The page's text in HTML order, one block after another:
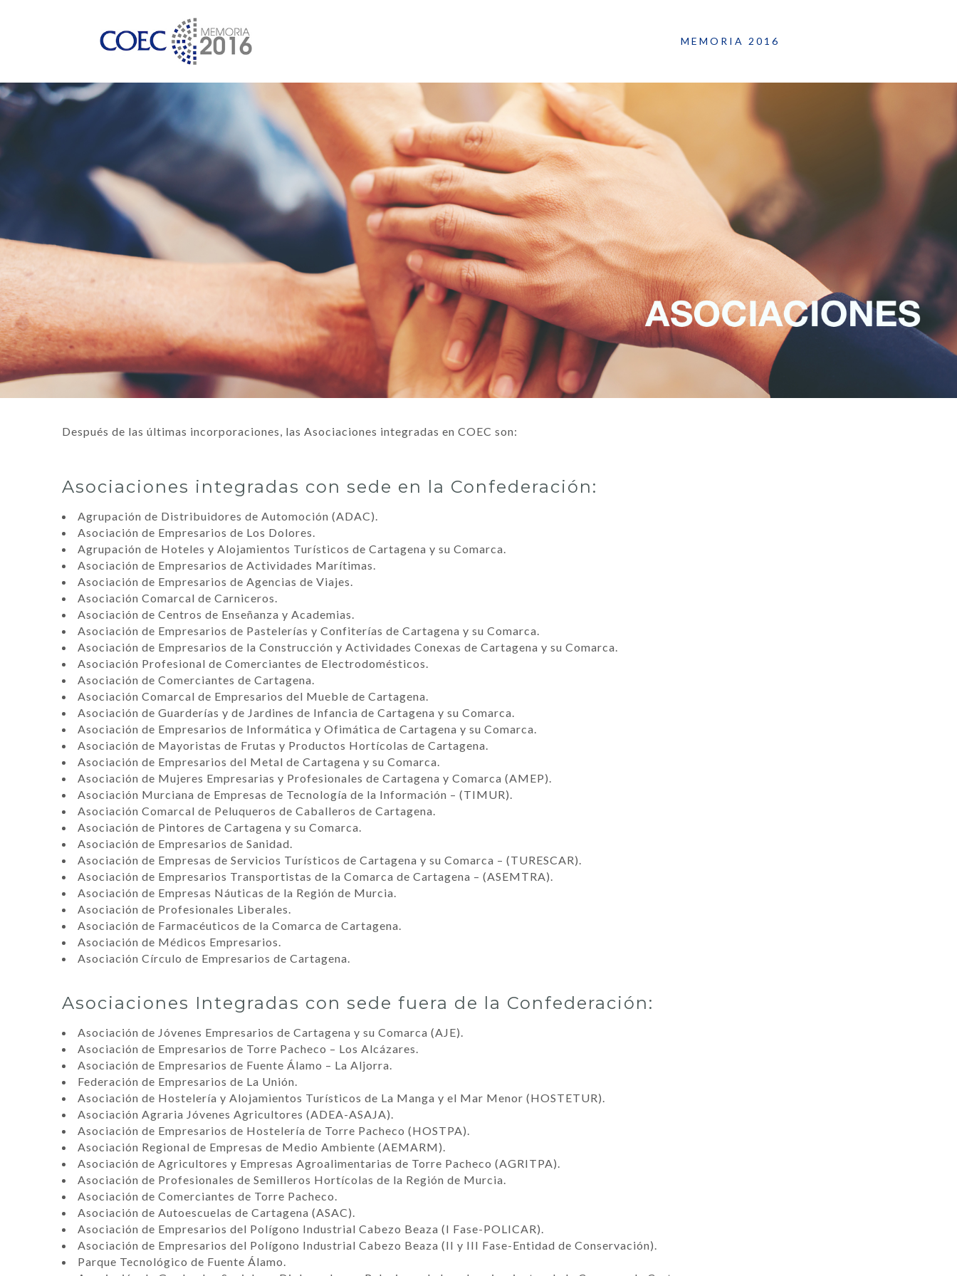
MEMORIA 2016
Después de las últimas incorporaciones, las Asociaciones integradas en COEC son:
Asociaciones integradas con sede en la Confederación:
Agrupación de Distribuidores de Automoción (ADAC).
Asociación de Empresarios de Los Dolores.
Agrupación de Hoteles y Alojamientos Turísticos de Cartagena y su Comarca.
Asociación de Empresarios de Actividades Marítimas.
Asociación de Empresarios de Agencias de Viajes.
Asociación Comarcal de Carniceros.
Asociación de Centros de Enseñanza y Academias.
Asociación de Empresarios de Pastelerías y Confiterías de Cartagena y su Comarca.
Asociación de Empresarios de la Construcción y Actividades Conexas de Cartagena y su Comarca.
Asociación Profesional de Comerciantes de Electrodomésticos.
Asociación de Comerciantes de Cartagena.
Asociación Comarcal de Empresarios del Mueble de Cartagena.
Asociación de Guarderías y de Jardines de Infancia de Cartagena y su Comarca.
Asociación de Empresarios de Informática y Ofimática de Cartagena y su Comarca.
Asociación de Mayoristas de Frutas y Productos Hortícolas de Cartagena.
Asociación de Empresarios del Metal de Cartagena y su Comarca.
Asociación de Mujeres Empresarias y Profesionales de Cartagena y Comarca (AMEP).
Asociación Murciana de Empresas de Tecnología de la Información – (TIMUR).
Asociación Comarcal de Peluqueros de Caballeros de Cartagena.
Asociación de Pintores de Cartagena y su Comarca.
Asociación de Empresarios de Sanidad.
Asociación de Empresas de Servicios Turísticos de Cartagena y su Comarca – (TURESCAR).
Asociación de Empresarios Transportistas de la Comarca de Cartagena – (ASEMTRA).
Asociación de Empresas Náuticas de la Región de Murcia.
Asociación de Profesionales Liberales.
Asociación de Farmacéuticos de la Comarca de Cartagena.
Asociación de Médicos Empresarios.
Asociación Círculo de Empresarios de Cartagena.
Asociaciones Integradas con sede fuera de la Confederación:
Asociación de Jóvenes Empresarios de Cartagena y su Comarca (AJE).
Asociación de Empresarios de Torre Pacheco – Los Alcázares.
Asociación de Empresarios de Fuente Álamo – La Aljorra.
Federación de Empresarios de La Unión.
Asociación de Hostelería y Alojamientos Turísticos de La Manga y el Mar Menor (HOSTETUR).
Asociación Agraria Jóvenes Agricultores (ADEA-ASAJA).
Asociación de Empresarios de Hostelería de Torre Pacheco (HOSTPA).
Asociación Regional de Empresas de Medio Ambiente (AEMARM).
Asociación de Agricultores y Empresas Agroalimentarias de Torre Pacheco (AGRITPA).
Asociación de Profesionales de Semilleros Hortícolas de la Región de Murcia.
Asociación de Comerciantes de Torre Pacheco.
Asociación de Autoescuelas de Cartagena (ASAC).
Asociación de Empresarios del Polígono Industrial Cabezo Beaza (I Fase-POLICAR).
Asociación de Empresarios del Polígono Industrial Cabezo Beaza (II y III Fase-Entidad de Conservación).
Parque Tecnológico de Fuente Álamo.